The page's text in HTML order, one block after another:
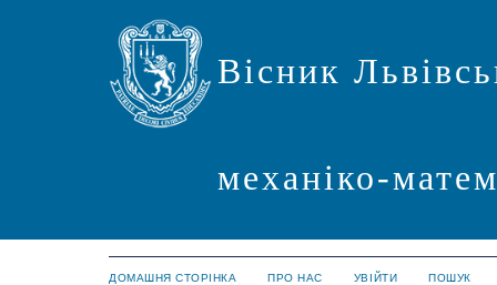
Вісник
механіко-
ДОМАШНЯ СТОРІНКА ПРО НАС УВІЙТИ ПОШУК